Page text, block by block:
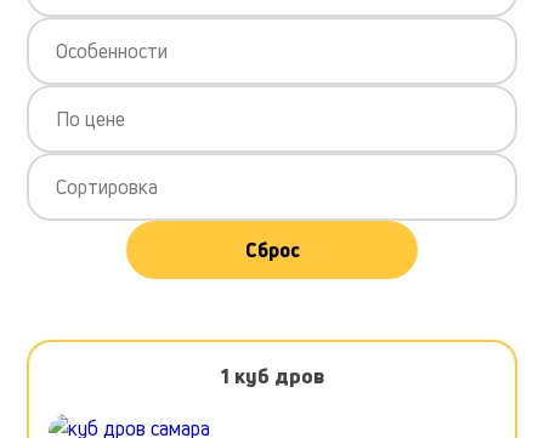
Особенности
По цене
Сортировка
Сброс
1 куб дров